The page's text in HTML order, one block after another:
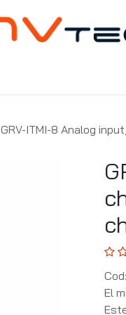
GRV-ITMI-8 Analog
El